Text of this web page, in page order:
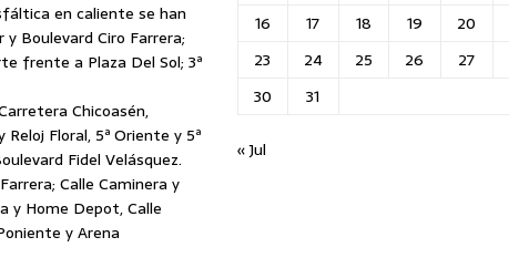
en caliente se han
Boulevard Ciro Farrera;
frente a Plaza Del Sol; 3ª
Chicoasén,
Floral, 5ª Oriente y 5ª
Fidel Velásquez.
Calle Caminera y
y Home Depot, Calle
y Arena
16
17 18 19 20
23
24 25 26 27
30
31
« Jul